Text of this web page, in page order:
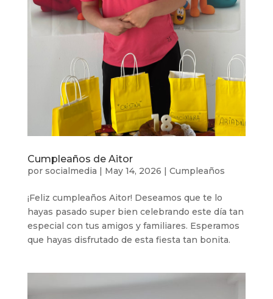
Cumpleaños de Aitor
por socialmedia May 14, 2026 Cumpleaños
¡Feliz cumpleaños Aitor! Deseamos que te lo
hayas pasado super bien celebrando este día tan
especial con tus amigos y familiares. Esperamos
que hayas disfrutado de esta fiesta tan bonita.